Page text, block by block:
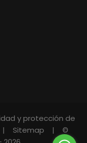
y protección de
| Sitemap | ©